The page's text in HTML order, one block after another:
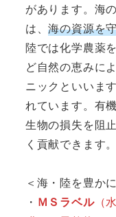
があります。海
は、海の資源を
陸では化学農薬
ど自然の恵みに
ニックといいま
れています。有
生物の損失を阻
く貢献できます。
＜海・陸を豊か
・ ＭＳラベル（